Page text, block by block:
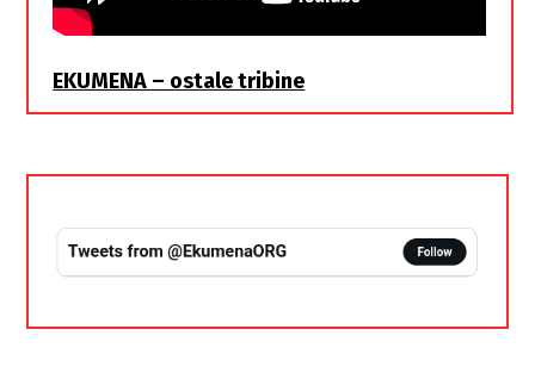
EKUMENA – ostale tribine